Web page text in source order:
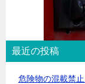
最近の投稿
危険物の混載禁